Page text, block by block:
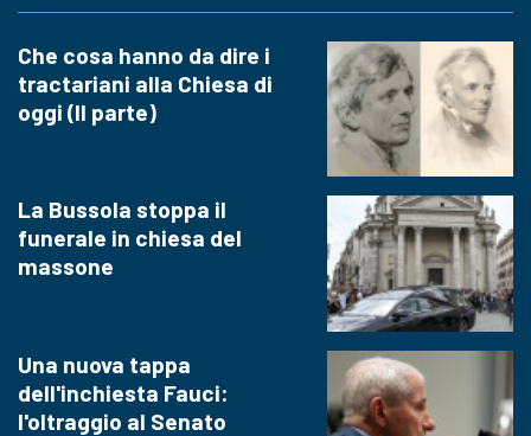
Che cosa hanno da dire i
tractariani alla Chiesa di
oggi (II parte)
La Bussola stoppa il
funerale in chiesa del
massone
Una nuova tappa
dell'inchiesta Fauci:
l'oltraggio al Senato